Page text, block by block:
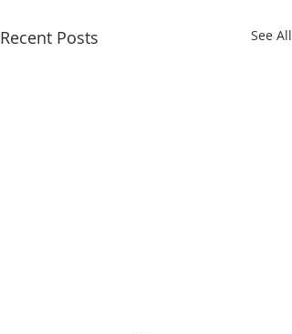
Recent Posts See All